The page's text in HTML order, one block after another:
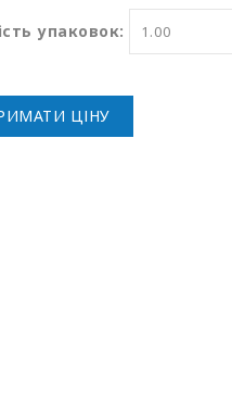
упаковок:
ЦІНУ